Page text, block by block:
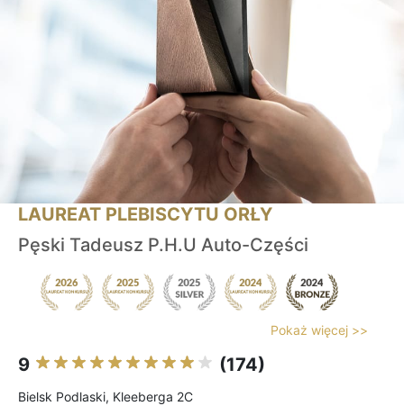
LAUREAT PLEBISCYTU ORŁY
Pęski Tadeusz P.H.U Auto-Części
Pokaż więcej >>
9 (174)
Bielsk Podlaski, Kleeberga 2C